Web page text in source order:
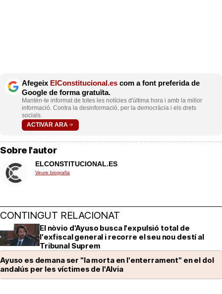
Afegeix ElConstitucional.es com a font preferida de
Google de forma gratuïta.
Mantén-te informat de totes les notícies d'última hora i amb la millor
informació. Contra la desinformació, per la democràcia i els drets
socials.
ACTIVAR ARA
Sobre l'autor
ELCONSTITUCIONAL.ES
Veure biografia
CONTINGUT RELACIONAT
El nòvio d'Ayuso busca l'expulsió total de
l'exfiscal general i recorre el seu nou destí al
Tribunal Suprem
Ayuso es demana ser "la morta en l'enterrament" en el dol
andalús per les víctimes de l'Alvia